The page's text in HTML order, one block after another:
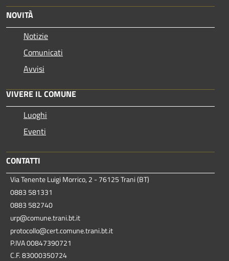
NOVITÀ
Notizie
Comunicati
Avvisi
VIVERE IL COMUNE
Luoghi
Eventi
CONTATTI
Via Tenente Luigi Morrico, 2 - 76125 Trani (BT)
0883 581331
0883 582740
urp@comune.trani.bt.it
protocollo@cert.comune.trani.bt.it
P.IVA 00847390721
C.F. 83000350724